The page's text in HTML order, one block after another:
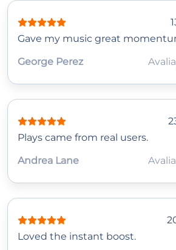
Gave my music great
George Perez
Plays came from real users.
Andrea Lane
Loved the instant boost.